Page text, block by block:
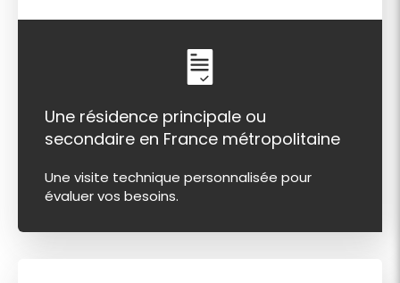
Une résidence principale ou
secondaire en France métropolitaine
Une visite technique personnalisée pour
évaluer vos besoins.